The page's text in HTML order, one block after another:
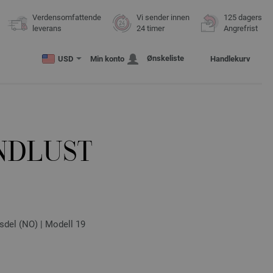
Verdensomfattende
leverans
Vi sender innen
24 timer
125 dagers
Angrefrist
USD Min konto Ønskeliste Handlekurv
(NO) | Modell 19